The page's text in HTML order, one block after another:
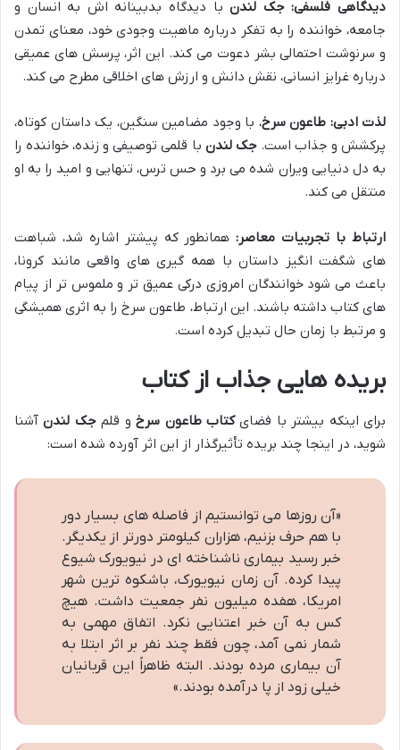
دیدگاهی فلسفی: جک لندنبا دیدگاه بدبینانه اش به انسان و
جامعه، خواننده را به تفکر درباره ماهیت وجودی خود، معنای تمدن
و سرنوشت احتمالی بشر دعوت می کند. این اثر، پرسش های عمیقی
درباره غرایز انسانی، نقش دانش و ارزش های اخلاقی مطرح می کند.
لذت ادبی: طاعون سرخ، با وجود مضامین سنگین، یک داستان کوتاه،
پرکشش و جذاب است.جک لندن با قلمی توصیفی و زنده، خواننده را
به دل دنیایی ویران شده می برد و حس ترس، تنهایی و امید را به او
منتقل می کند.
ارتباط با تجربیات معاصر:همانطور که پیشتر اشاره شد، شباهت
های شگفت انگیز داستان با همه گیری های واقعی مانند کرونا،
باعث می شود خوانندگان امروزی درکی عمیق تر و ملموس تر از پیام
های کتاب داشته باشند. این ارتباط، طاعون سرخ را به اثری همیشگی
و مرتبط با زمان حال تبدیل کرده است.
بریده هایی جذاب از کتاب
برای اینکه بیشتر با فضایکتاب طاعون سرخو قلمجک لندنآشنا
شوید، در اینجا چند بریده تأثیرگذار از این اثر آورده شده است:
«آن روزها می توانستیم از فاصله های بسیار دور
با هم حرف بزنیم، هزاران کیلومتر دورتر از یکدیگر.
خبر رسید بیماری ناشناخته ای در نیویورک شیوع
پیدا کرده. آن زمان نیویورک، باشکوه ترین شهر
امریکا، هفده میلیون نفر جمعیت داشت. هیچ
کس به آن خبر اعتنایی نکرد. اتفاق مهمی به
شمار نمی آمد، چون فقط چند نفر بر اثر ابتلا به
آن بیماری مرده بودند. البته ظاهراً این قربانیان
خیلی زود از پا درآمده بودند.»